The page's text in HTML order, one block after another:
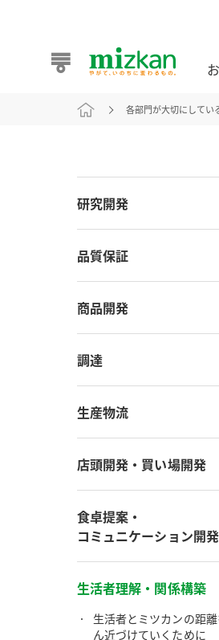
また食べたいが見つかる。ミ
各部門が大切にしてい
研究開発
品質保証
商品開発
調達
生産物流
店頭開発・買い場開発
食卓提案・
コミュニケーション開発
生活者理解・関係構築
生活者とミツカンの距
ん近づけていくために